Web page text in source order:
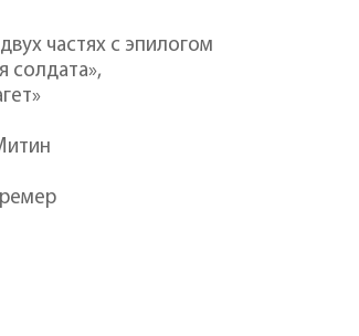
частях с эпилогом
солдата»,